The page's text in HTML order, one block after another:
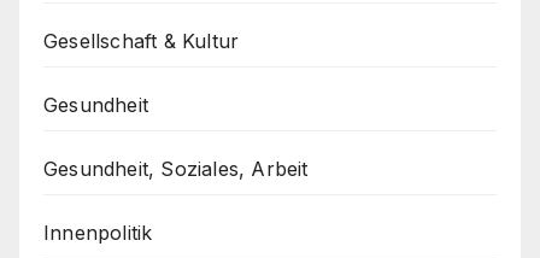
Gesellschaft & Kultur
Gesundheit
Gesundheit, Soziales, Arbeit
Innenpolitik